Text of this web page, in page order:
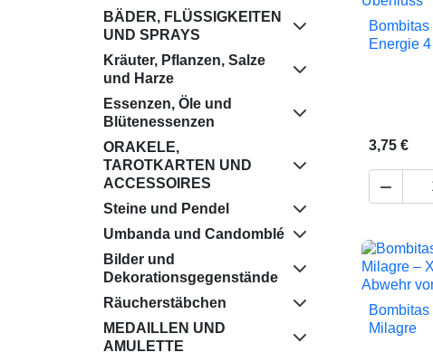
BÄDER, FLÜSSIGKEITEN
UND SPRAYS
Kräuter, Pflanzen, Salze
und Harze
Essenzen, Öle und
Blütenessenzen
ORAKELE,
TAROTKARTEN UND
ACCESSOIRES
Steine ​​und Pendel
Umbanda und Candomblé
Bilder und
Dekorationsgegenstände
Räucherstäbchen
MEDAILLEN UND
AMULETTE
Energie
3,75 €

Bombitas
Milagre